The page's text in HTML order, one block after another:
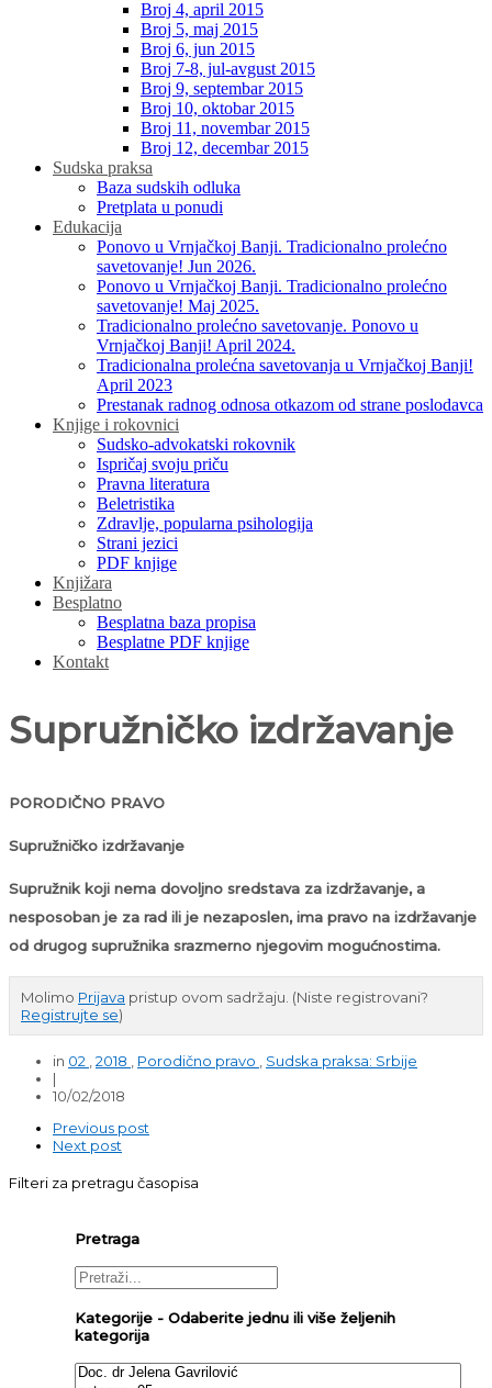
Broj 4, april 2015
Broj 5, maj 2015
Broj 6, jun 2015
Broj 7-8, jul-avgust 2015
Broj 9, septembar 2015
Broj 10, oktobar 2015
Broj 11, novembar 2015
Broj 12, decembar 2015
Sudska praksa
Baza sudskih odluka
Pretplata u ponudi
Edukacija
Ponovo u Vrnjačkoj Banji. Tradicionalno prolećno
savetovanje! Jun 2026.
Ponovo u Vrnjačkoj Banji. Tradicionalno prolećno
savetovanje! Maj 2025.
Tradicionalno prolećno savetovanje. Ponovo u
Vrnjačkoj Banji! April 2024.
Tradicionalna prolećna savetovanja u Vrnjačkoj Banji!
April 2023
Prestanak radnog odnosa otkazom od strane poslodavca
Knjige i rokovnici
Sudsko-advokatski rokovnik
Ispričaj svoju priču
Pravna literatura
Beletristika
Zdravlje, popularna psihologija
Strani jezici
PDF knjige
Knjižara
Besplatno
Besplatna baza propisa
Besplatne PDF knjige
Kontakt
Supružničko izdržavanje
PORODIČNO PRAVO
Supružničko izdržavanje
Supružnik koji nema dovoljno sredstava za izdržavanje, a
nesposoban je za rad ili je nezaposlen, ima pravo na izdržavanje
od drugog supružnika srazmerno njegovim mogućnostima.
Molimo Prijava pristup ovom sadržaju. (Niste registrovani?
Registrujte se)
in 02 2018 Porodično pravo
Sudska praksa: Srbije
|
10/02/2018
Previous post
Next post
Filteri za pretragu časopisa
Pretraga
Kategorije - Odaberite jednu ili više željenih
kategorija